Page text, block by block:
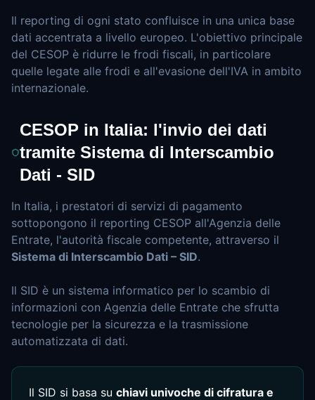
Il reporting di ogni stato confluisce in una unica base
dati accentrata a livello europeo. L'obiettivo principale
del CESOP è ridurre le frodi fiscali, in particolare
quelle legate alle frodi e all'evasione dell'IVA in ambito
internazionale.
CESOP in Italia: l'invio dei dati
tramite Sistema di Interscambio
Dati - SID
In Italia, i prestatori di servizi di pagamento
sottopongono il reporting CESOP all'Agenzia delle
Entrate, l'autorità fiscale competente, attraverso il
Sistema di Interscambio Dati – SID.
Il SID è un sistema informatico per lo scambio di
informazioni con Agenzia delle Entrate che sfrutta
tecnologie per la sicurezza e la trasmissione
automatizzata di dati.
Il SID si basa su chiavi univoche di cifratura e